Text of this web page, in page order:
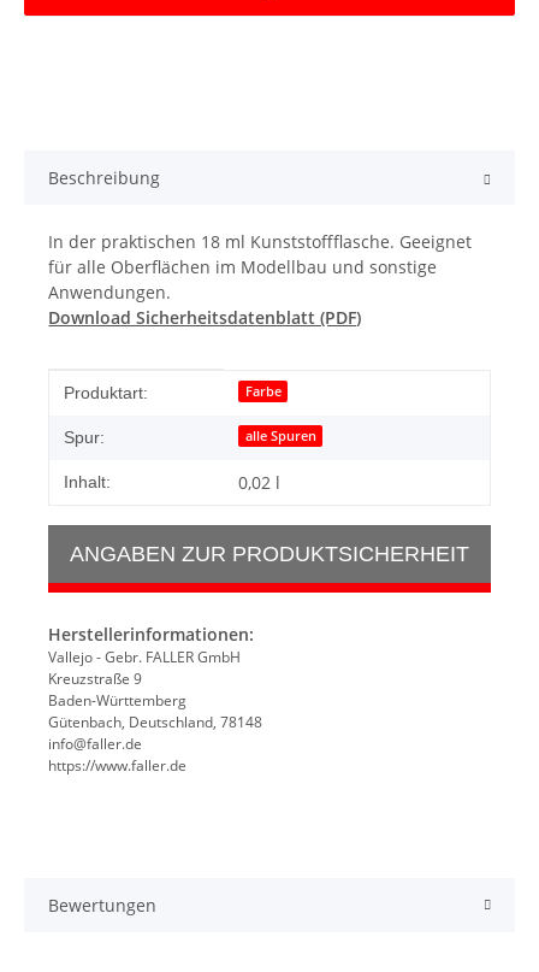
Beschreibung
In der praktischen 18 ml Kunststoffflasche. Geeignet
für alle Oberflächen im Modellbau und sonstige
Anwendungen.
Download Sicherheitsdatenblatt (PDF)
Produkteigenschaft
Wert
Produktart: Farbe
Spur: alle Spuren
Inhalt: 0,02 l
ANGABEN ZUR PRODUKTSICHERHEIT
Herstellerinformationen:
Vallejo - Gebr. FALLER GmbH
Kreuzstraße 9
Baden-Württemberg
Gütenbach, Deutschland, 78148
info@faller.de
https://www.faller.de
Bewertungen